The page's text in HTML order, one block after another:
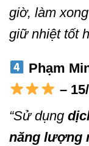
giờ, làm
giữ nhiệt tốt
Phạm
–
“Sử dụng
năng lượng